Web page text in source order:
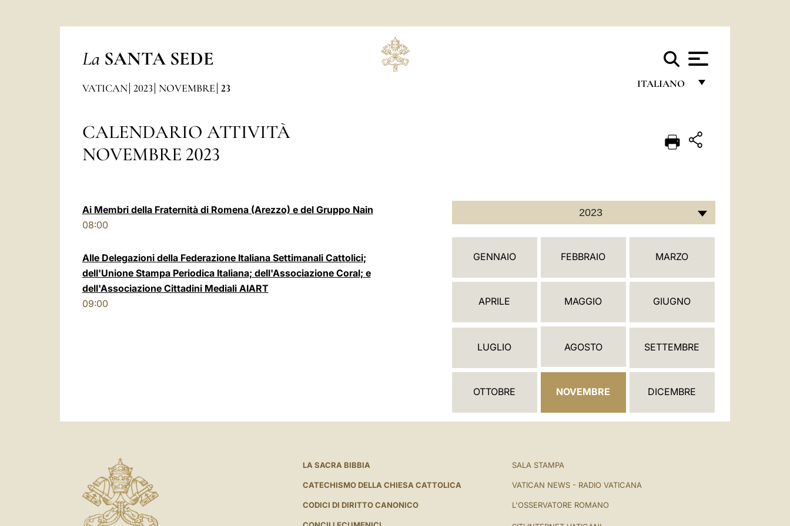
La SANTA SEDE
ITALIANO
ITALIANO
ESPAÑOL
VATICAN 2023 NOVEMBRE 23
CALENDARIO ATTIVITÀ
NOVEMBRE 2023
Ai Membri della Fraternità di Romena (Arezzo) e del Gruppo Nain
08:00
Alle Delegazioni della Federazione Italiana Settimanali Cattolici;
dell'Unione Stampa Periodica Italiana; dell'Associazione Coral; e
dell'Associazione Cittadini Mediali AIART
09:00
2023
N
A
I
GENNAIO FEBBRAIO MARZO
APRILE MAGGIO GIUGNO
LUGLIO AGOSTO SETTEMBRE
OTTOBRE NOVEMBRE DICEMBRE
LA SACRA BIBBIA
CATECHISMO DELLA CHIESA CATTOLICA
CODICI DI DIRITTO CANONICO
SALA STAMPA
VATICAN NEWS - RADIO VATICANA
L'OSSERVATORE ROMANO